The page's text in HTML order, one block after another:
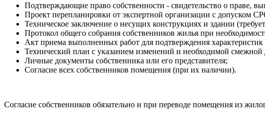
Подтверждающие право собственности - свидетельство о праве,
Проект перепланировки от экспертной организации с допуском
Техническое заключение о несущих конструкциях и здании
Протокол общего собрания собственников жилья при
Акт приема выполненных работ для подтверждения характеристик
Технический план с указанием изменений и необходимой смежной
Личные документы собственника или его представителя;
Согласие всех собственников помещения (при их наличии).
Согласие собственников обязательно и при переводе помещения из